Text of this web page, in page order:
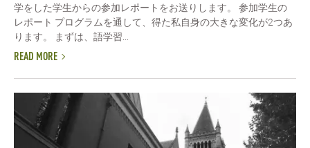
学をした学生からの参加レポートをお送りします。 参加学生の
レポート プログラムを通して、得た私自身の大きな変化が2つあ
ります。 まずは、語学習...
READ MORE